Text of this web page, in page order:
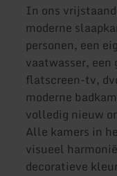
In ons
moderne
personen, een
vaatwasser,
flatscreen-tv,
moderne
volledig nieuw
Alle kamers in
visueel
decoratieve